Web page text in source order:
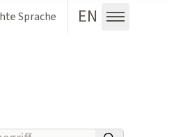
Sprache EN
Menü